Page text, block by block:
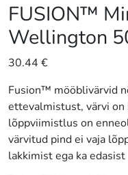
FUSION™
Wellington
30.44 €
Fusion™ mööblivärvid
ettevalmistust, värvi on
lõppviimistlus on
värvitud pind ei vaja
lakkimist ega ka